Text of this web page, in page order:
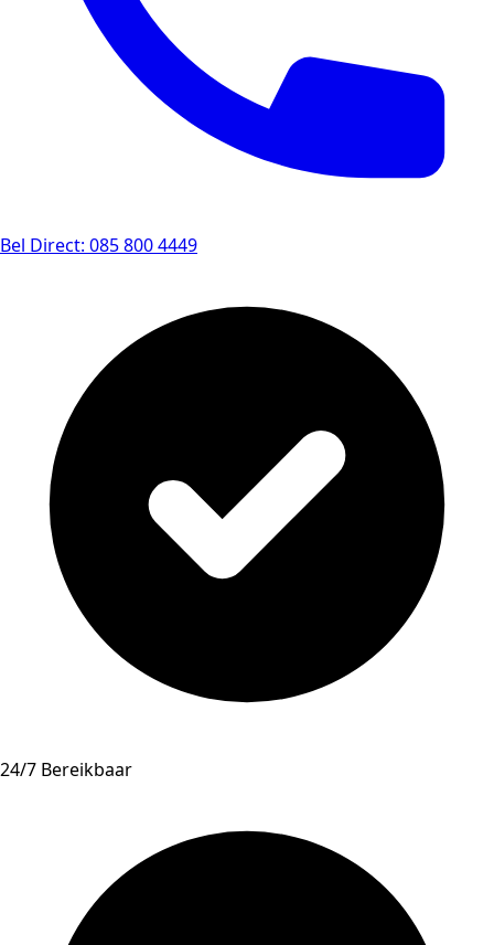
Bel Direct: 085 800 4449
24/7 Bereikbaar